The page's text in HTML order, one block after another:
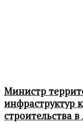
Министр
инфраструктур
строительства